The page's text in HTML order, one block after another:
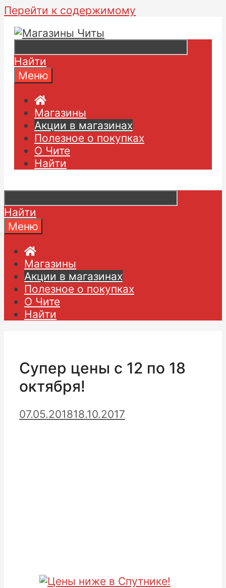
Перейти к содержимому
Найти
Меню
Магазины
Акции в магазинах
Полезное о покупках
О Чите
Найти
Найти
Меню
Магазины
Акции в магазинах
Полезное о покупках
О Чите
Найти
Супер цены с 12 по 18
октября!
07.05.201818.10.2017